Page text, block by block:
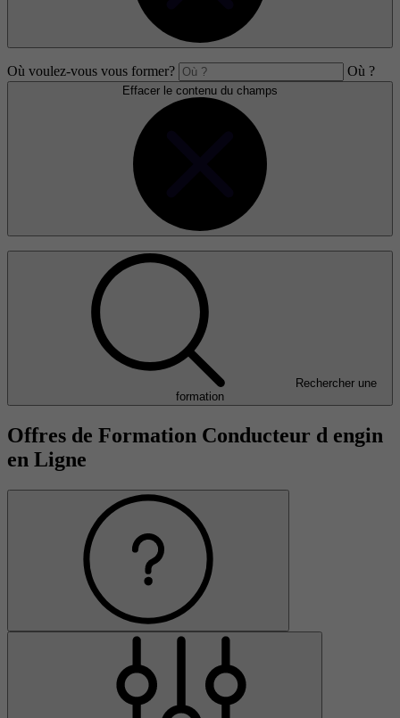
Où voulez-vous vous former? Où ?
Effacer le contenu du champs
Rechercher une
formation
Offres de Formation Conducteur d engin
en Ligne